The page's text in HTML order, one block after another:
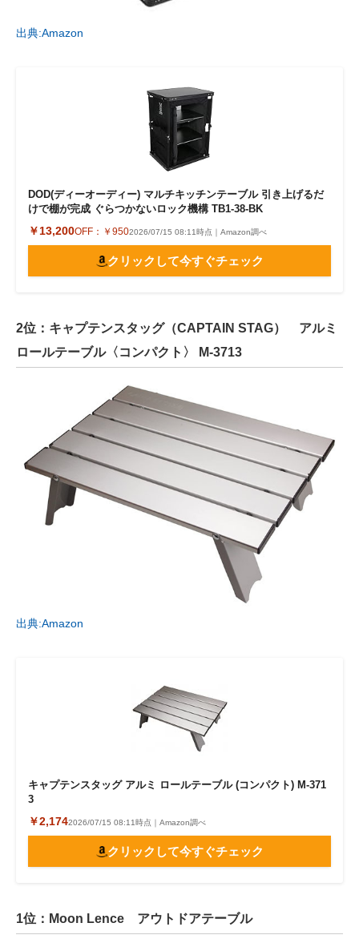
出典:Amazon
DOD(ディーオーディー) マルチキッチンテーブル 引き上げるだ
けで棚が完成 ぐらつかないロック機構 TB1-38-BK
￥13,200OFF： ￥9502026/07/15 08:11時点｜Amazon調べ
クリックして今すぐチェック
2位：キャプテンスタッグ（CAPTAIN STAG） アルミ
ロールテーブル〈コンパクト〉 M-3713
出典:Amazon
キャプテンスタッグ アルミ ロールテーブル (コンパクト) M-371
3
￥2,1742026/07/15 08:11時点｜Amazon調べ
クリックして今すぐチェック
1位：Moon Lence アウトドアテーブル